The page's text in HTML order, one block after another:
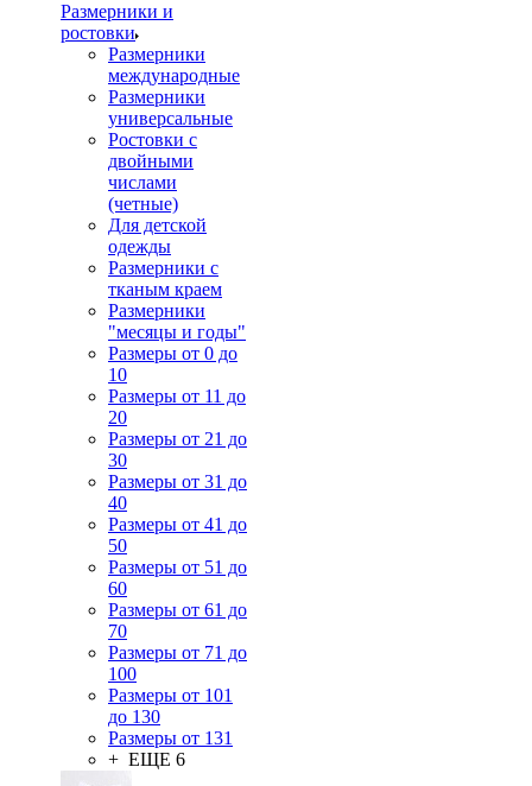
Размерники и
ростовки
Размерники
международные
Размерники
универсальные
Ростовки с
двойными
числами
(четные)
Для детской
одежды
Размерники с
тканым краем
Размерники
"месяцы и годы"
Размеры от 0 до
10
Размеры от 11 до
20
Размеры от 21 до
30
Размеры от 31 до
40
Размеры от 41 до
50
Размеры от 51 до
60
Размеры от 61 до
70
Размеры от 71 до
100
Размеры от 101
до 130
Размеры от 131
+ ЕЩЕ 6